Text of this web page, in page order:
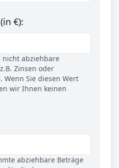
€):
abziehbare
Zinsen oder
Wenn Sie diesen Wert
wir Ihnen keinen
abziehbare Beträge